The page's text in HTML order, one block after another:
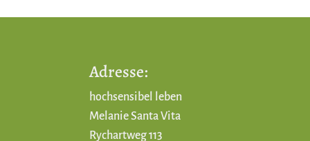
Adresse:
hochsensibel leben
Melanie Santa Vita
Rychartweg 113